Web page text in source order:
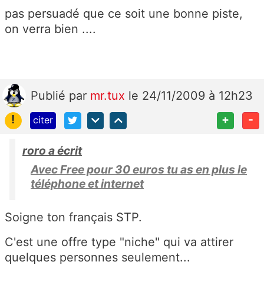
pas persuadé que ce soit une bonne piste,
on verra bien ....
Publié par mr.tux le 24/11/2009 à 12h23
!
citer + -
roro a écrit
Avec Free pour 30 euros tu as en plus le
téléphone et internet
Soigne ton français STP.
C'est une offre type "niche" qui va attirer
quelques personnes seulement...